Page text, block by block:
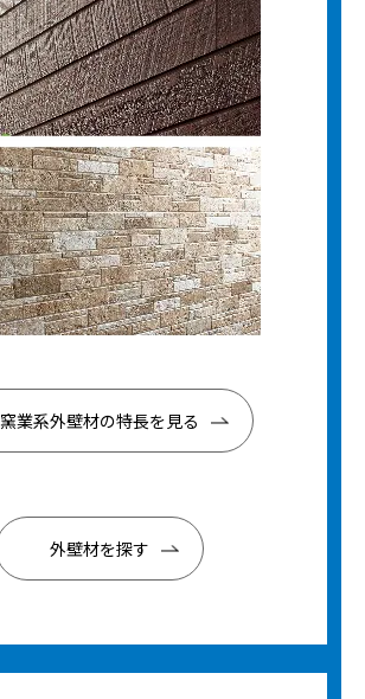
窯業系外壁材の特長を見る
外壁材を探す